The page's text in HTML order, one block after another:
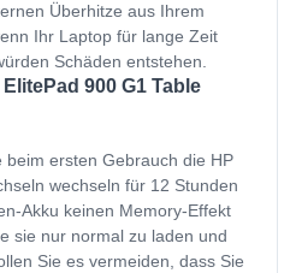
Überhitze aus Ihrem
Ihr Laptop für lange Zeit
Schäden entstehen.
900 G1 Table
beim ersten Gebrauch die HP
wechseln für 12 Stunden
Akku keinen Memory-Effekt
sie nur normal zu laden und
Sie es vermeiden, dass Sie